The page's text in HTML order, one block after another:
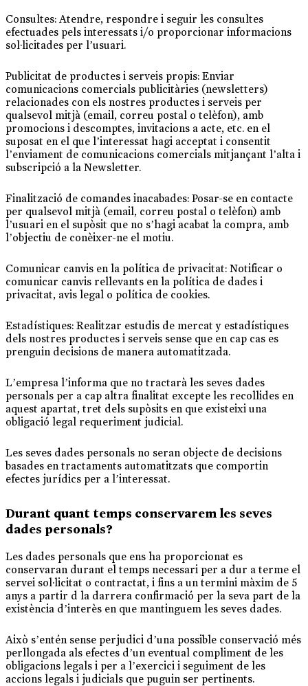
Consultes: Atendre, respondre i seguir les consultes
efectuades pels interessats i/o proporcionar informacions
sol·licitades per l’usuari.
Publicitat de productes i serveis propis: Enviar
comunicacions comercials publicitàries (newsletters)
relacionades con els nostres productes i serveis per
qualsevol mitjà (email, correu postal o telèfon), amb
promocions i descomptes, invitacions a acte, etc. en el
suposat en el que l’interessat hagi acceptat i consentit
l’enviament de comunicacions comercials mitjançant l’alta i
subscripció a la Newsletter.
Finalització de comandes inacabades: Posar-se en contacte
per qualsevol mitjà (email, correu postal o telèfon) amb
l’usuari en el supòsit que no s’hagi acabat la compra, amb
l’objectiu de conèixer-ne el motiu.
Comunicar canvis en la política de privacitat: Notificar o
comunicar canvis rellevants en la política de dades i
privacitat, avis legal o política de cookies.
Estadístiques: Realitzar estudis de mercat y estadístiques
dels nostres productes i serveis sense que en cap cas es
prenguin decisions de manera automatitzada.
L’empresa l’informa que no tractarà les seves dades
personals per a cap altra finalitat excepte les recollides en
aquest apartat, tret dels supòsits en que existeixi una
obligació legal requeriment judicial.
Les seves dades personals no seran objecte de decisions
basades en tractaments automatitzats que comportin
efectes jurídics per a l’interessat.
Durant quant temps conservarem les seves
dades personals?
Les dades personals que ens ha proporcionat es
conservaran durant el temps necessari per a dur a terme el
servei sol·licitat o contractat, i fins a un termini màxim de 5
anys a partir d la darrera confirmació per la seva part de la
existència d’interès en que mantinguem les seves dades.
Això s’entén sense perjudici d’una possible conservació més
perllongada als efectes d’un eventual compliment de les
obligacions legals i per a l’exercici i seguiment de les
accions legals i judicials que puguin ser pertinents.